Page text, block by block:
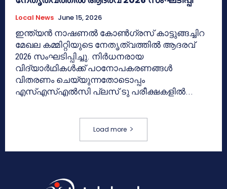
Local News June 15, 2026
ഇന്ത്യൻ നാഷണൽ കോൺഗ്രസ് കാട്ടുങ്ങച്ചിറ
മേഖല കമ്മിറ്റിയുടെ നേതൃത്വത്തിൽ ആദരവ്
2026 സംഘടിപ്പിച്ചു. നിർധനരായ
വിദ്യാർഥികൾക്ക് പഠനോപകരണങ്ങൾ
വിതരണം ചെയ്യുന്നതോടൊപ്പം
എസ്എസ്എൽസി പ്ലസ് ടു പരീക്ഷകളിൽ...
Load more